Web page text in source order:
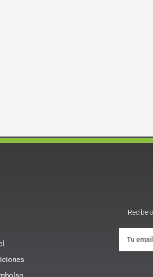
Recibe